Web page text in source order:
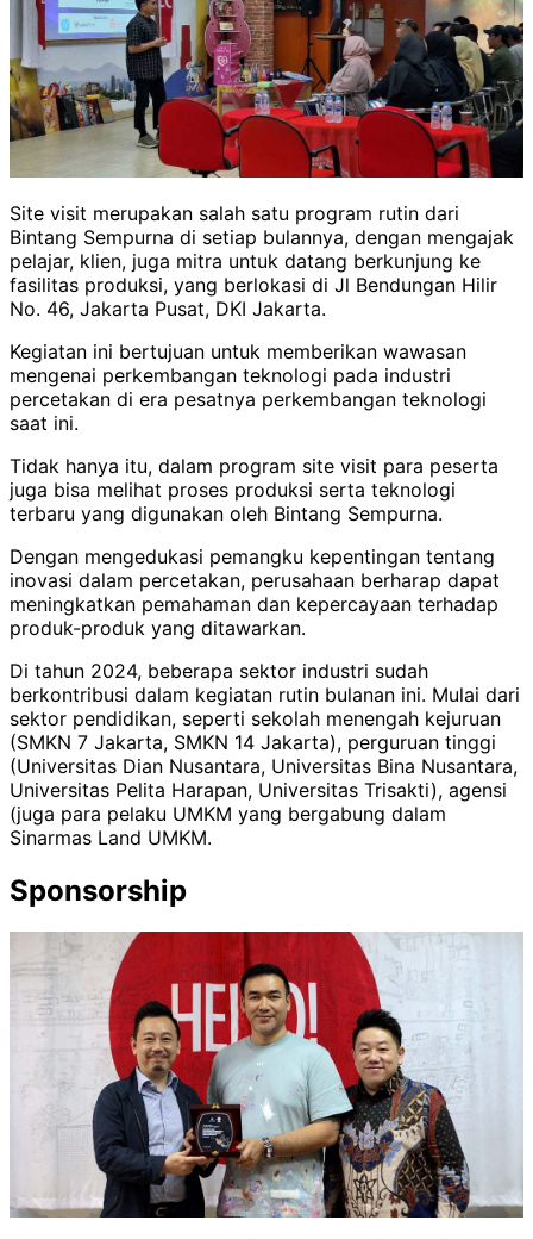
Site visit merupakan salah satu program rutin dari
Bintang Sempurna di setiap bulannya, dengan mengajak
pelajar, klien, juga mitra untuk datang berkunjung ke
fasilitas produksi, yang berlokasi di Jl Bendungan Hilir
No. 46, Jakarta Pusat, DKI Jakarta.
Kegiatan ini bertujuan untuk memberikan wawasan
mengenai perkembangan teknologi pada industri
percetakan di era pesatnya perkembangan teknologi
saat ini.
Tidak hanya itu, dalam program site visit para peserta
juga bisa melihat proses produksi serta teknologi
terbaru yang digunakan oleh Bintang Sempurna.
Dengan mengedukasi pemangku kepentingan tentang
inovasi dalam percetakan, perusahaan berharap dapat
meningkatkan pemahaman dan kepercayaan terhadap
produk-produk yang ditawarkan.
Di tahun 2024, beberapa sektor industri sudah
berkontribusi dalam kegiatan rutin bulanan ini. Mulai dari
sektor pendidikan, seperti sekolah menengah kejuruan
(SMKN 7 Jakarta, SMKN 14 Jakarta), perguruan tinggi
(Universitas Dian Nusantara, Universitas Bina Nusantara,
Universitas Pelita Harapan, Universitas Trisakti), agensi
(juga para pelaku UMKM yang bergabung dalam
Sinarmas Land UMKM.
Sponsorship